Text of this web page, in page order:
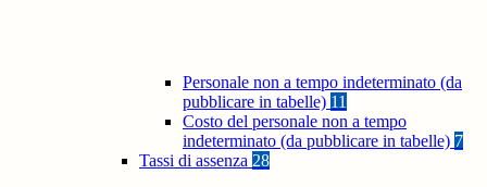
Personale non a tempo indeterminato (da
pubblicare in tabelle) 11
Costo del personale non a tempo
indeterminato (da pubblicare in tabelle) 7
Tassi di assenza 28